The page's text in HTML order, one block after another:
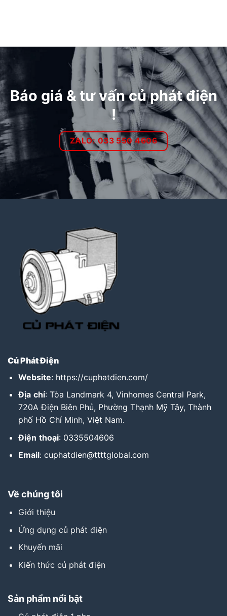
Báo giá & tư vấn củ phát điện
!
ZALO: 033 550 4606
Củ Phát Điện
Website: https://cuphatdien.com/
Địa chỉ: Tòa Landmark 4, Vinhomes Central Park,
720A Điện Biên Phủ, Phường Thạnh Mỹ Tây, Thành
phố Hồ Chí Minh, Việt Nam.
Điện thoại: 0335504606
Email: cuphatdien@ttttglobal.com
Về chúng tôi
Giới thiệu
Ứng dụng củ phát điện
Khuyến mãi
Kiến thức củ phát điện
Sản phẩm nổi bật